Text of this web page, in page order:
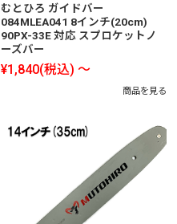
むとひろ ガイドバー
084MLEA041 8インチ(20cm)
90PX-33E 対応 スプロケットノ
ーズバー
¥1,840(税込) ～
商品を見る